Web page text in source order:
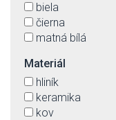
biela
čierna
matná bílá
Materiál
hliník
keramika
kov